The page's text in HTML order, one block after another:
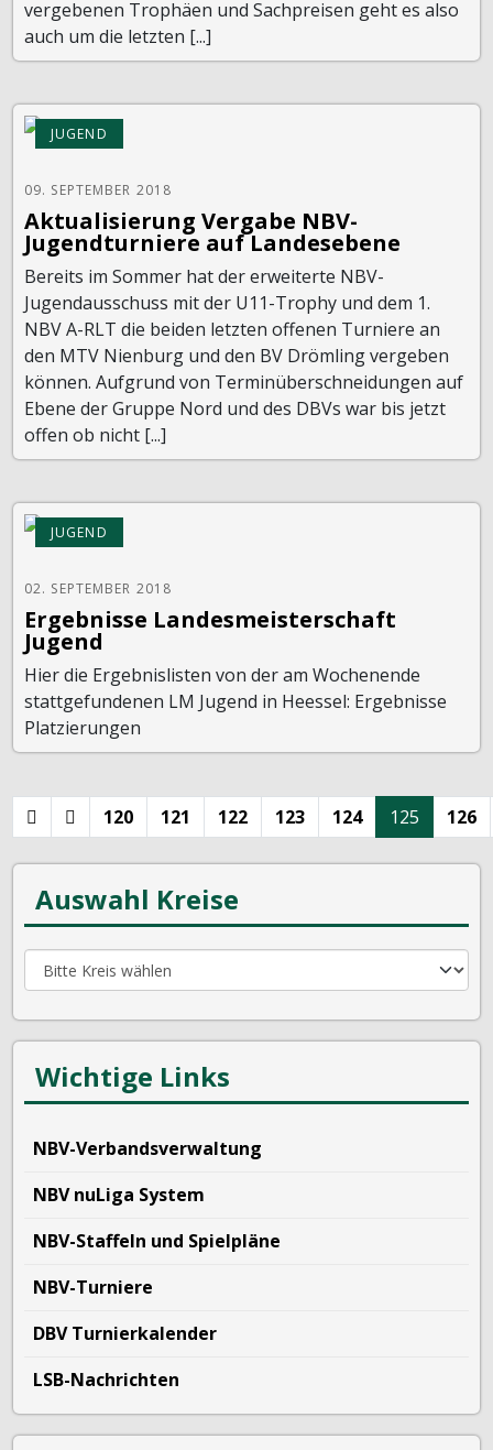
vergebenen Trophäen und Sachpreisen geht es also
auch um die letzten [...]
JUGEND
09. SEPTEMBER 2018
Aktualisierung Vergabe NBV-
Jugendturniere auf Landesebene
Bereits im Sommer hat der erweiterte NBV-
Jugendausschuss mit der U11-Trophy und dem 1.
NBV A-RLT die beiden letzten offenen Turniere an
den MTV Nienburg und den BV Drömling vergeben
können. Aufgrund von Terminüberschneidungen auf
Ebene der Gruppe Nord und des DBVs war bis jetzt
offen ob nicht [...]
JUGEND
02. SEPTEMBER 2018
Ergebnisse Landesmeisterschaft
Jugend
Hier die Ergebnislisten von der am Wochenende
stattgefundenen LM Jugend in Heessel: Ergebnisse
Platzierungen
120 121 122 123 124 125 126
Auswahl Kreise
Wichtige Links
NBV-Verbandsverwaltung
NBV nuLiga System
NBV-Staffeln und Spielpläne
NBV-Turniere
DBV Turnierkalender
LSB-Nachrichten